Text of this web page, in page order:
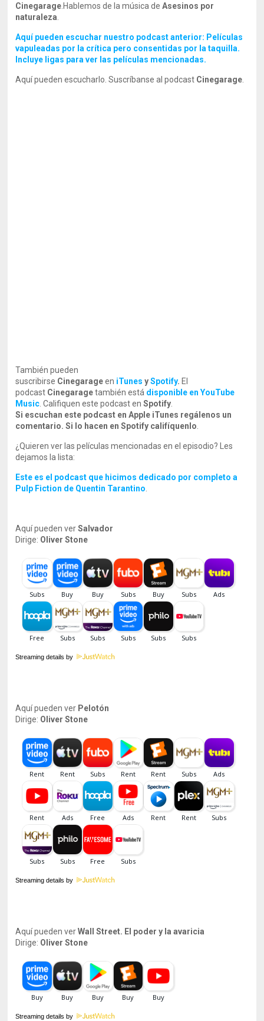
Cinegarage .Hablemos de la música deAsesinos por
naturaleza
Aquí pueden escuchar nuestro podcast anterior: Películas
vapuleadas por la crítica pero consentidas por la taquilla.
Incluye ligas para ver las películas mencionadas.
Aquí pueden escucharlo. Suscríbanse al podcast Cinegarage
También pueden
suscribirse Cinegarageen iTunes ySpotify. El
podcast Cinegaragetambién está disponible en YouTube
Music . Califiquen este podcast enSpotify
Si escuchan este podcast en Apple iTunes regálenos un
comentario. Si lo hacen en Spotify califíquenlo
¿Quieren ver las películas mencionadas en el episodio? Les
dejamos la lista:
Este es el podcast que hicimos dedicado por completo a
Pulp Fiction de Quentin Tarantino
Aquí pueden verSalvador
Dirige: Oliver Stone
Streaming details by
Aquí pueden ver Pelotón
Dirige: Oliver Stone
Streaming details by
Aquí pueden verWall Street. El poder y la avaricia
Dirige: Oliver Stone
Streaming details by